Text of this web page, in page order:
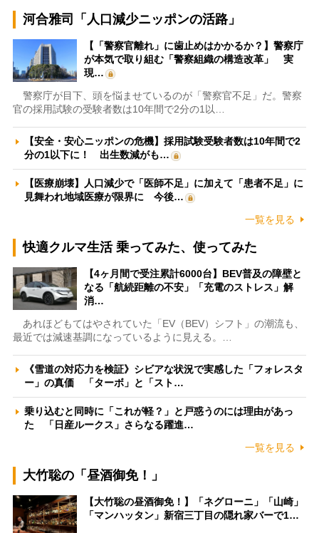
河合雅司「人口減少ニッポンの活路」
【「警察官離れ」に歯止めはかかるか？】警察庁
が本気で取り組む「警察組織の構造改革」 実
現…
警察庁が目下、頭を悩ませているのが「警察官不足」だ。警察
官の採用試験の受験者数は10年間で2分の1以…
【安全・安心ニッポンの危機】採用試験受験者数は10年間で2
分の1以下に！ 出生数減がも…
【医療崩壊】人口減少で「医師不足」に加えて「患者不足」に
見舞われ地域医療が限界に 今後…
一覧を見る
快適クルマ生活 乗ってみた、使ってみた
【4ヶ月間で受注累計6000台】BEV普及の障壁と
なる「航続距離の不安」「充電のストレス」解
消…
あれほどもてはやされていた「EV（BEV）シフト」の潮流も、
最近では減速基調になっているように見える。…
《雪道の対応力を検証》シビアな状況で実感した「フォレスタ
ー」の真価 「ターボ」と「スト…
乗り込むと同時に「これが軽？」と戸惑うのには理由があっ
た 「日産ルークス」さらなる躍進…
一覧を見る
大竹聡の「昼酒御免！」
【大竹聡の昼酒御免！】「ネグローニ」「山崎」
「マンハッタン」新宿三丁目の隠れ家バーで1…